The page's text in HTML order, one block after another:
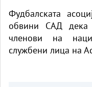
Фудбалската
обвини САД дека
членови на
службени лица на